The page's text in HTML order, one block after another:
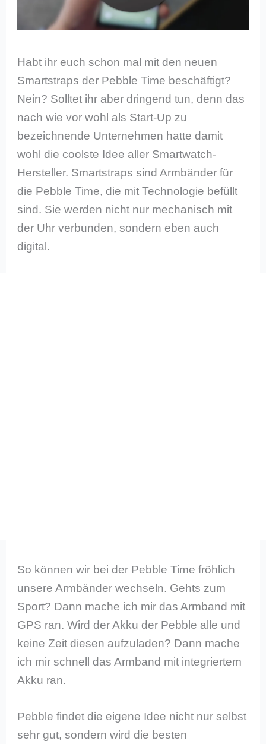
Habt ihr euch schon mal mit den neuen
Smartstraps der Pebble Time beschäftigt?
Nein? Solltet ihr aber dringend tun, denn das
nach wie vor wohl als Start-Up zu
bezeichnende Unternehmen hatte damit
wohl die coolste Idee aller Smartwatch-
Hersteller. Smartstraps sind Armbänder für
die Pebble Time, die mit Technologie befüllt
sind. Sie werden nicht nur mechanisch mit
der Uhr verbunden, sondern eben auch
digital.
So können wir bei der Pebble Time fröhlich
unsere Armbänder wechseln. Gehts zum
Sport? Dann mache ich mir das Armband mit
GPS ran. Wird der Akku der Pebble alle und
keine Zeit diesen aufzuladen? Dann mache
ich mir schnell das Armband mit integriertem
Akku ran.
Pebble findet die eigene Idee nicht nur selbst
sehr gut, sondern wird die besten